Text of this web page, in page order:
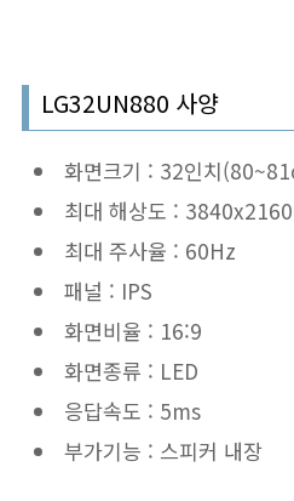
LG32UN880 사양
화면크기 : 32인치
최대 해상도 :
최대 주사율 : 60Hz
패널 : IPS
화면비율 : 16:9
화면종류 : LED
응답속도 : 5ms
부가기능 : 스피커 내장